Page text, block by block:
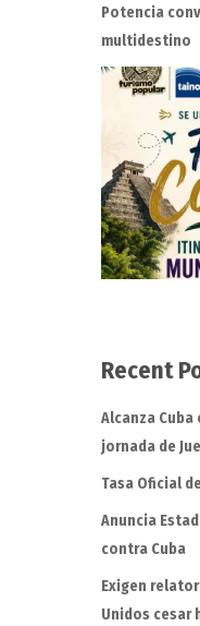
Potencia
multidestino
Recent
Alcanza
jornada de
Tasa Oficial
Anuncia
contra Cuba
Exigen
Unidos cesar